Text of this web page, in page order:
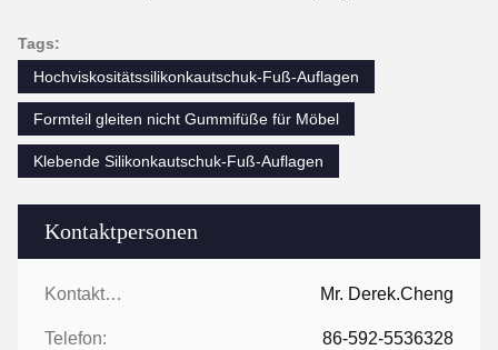
Kontaktpersonen
Kontaktpersonen: Mr. Derek.Cheng
Telefon: 86-592-5536328
Tags:
Hochviskositätssilikonkautschuk-Fuß-Auflagen
Formteil gleiten nicht Gummifüße für Möbel
Klebende Silikonkautschuk-Fuß-Auflagen